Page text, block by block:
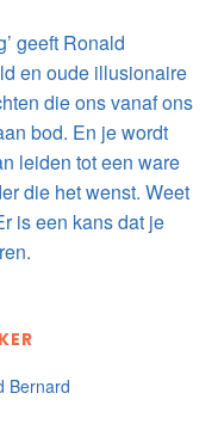
geeft Ronald
en oude illusionaire
die ons vanaf ons
bod. En je wordt
leiden tot een ware
die het wenst. Weet
is een kans dat je
Bernard